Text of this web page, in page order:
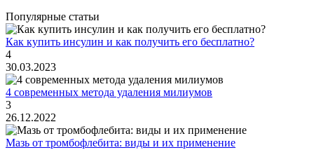
Популярные статьи
Как купить инсулин и как получить его бесплатно?
4
30.03.2023
4 современных метода удаления милиумов
3
26.12.2022
Мазь от тромбофлебита: виды и их применение